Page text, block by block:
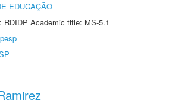
EDUCAÇÃO
Academic title: MS-5.1